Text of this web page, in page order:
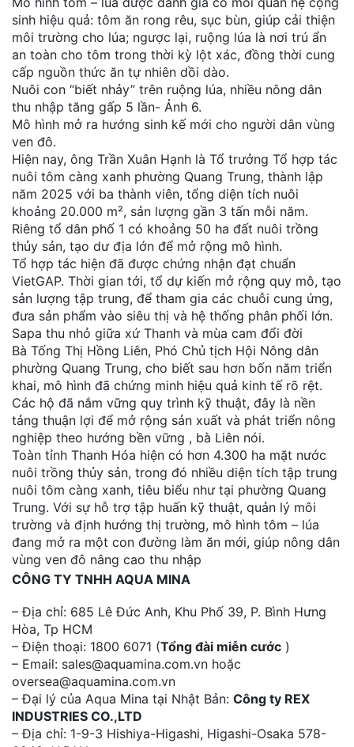
sinh hiệu quả: tôm ăn rong rêu, sục bùn, giúp cải thiện
môi trường cho lúa; ngược lại, ruộng lúa là nơi trú ẩn
an toàn cho tôm trong thời kỳ lột xác, đồng thời cung
cấp nguồn thức ăn tự nhiên dồi dào.
Nuôi con “biết nhảy” trên ruộng lúa, nhiều nông dân
thu nhập tăng gấp 5 lần- Ảnh 6.
Mô hình mở ra hướng sinh kế mới cho người dân vùng
ven đô.
Hiện nay, ông Trần Xuân Hạnh là Tổ trưởng Tổ hợp tác
nuôi tôm càng xanh phường Quang Trung, thành lập
năm 2025 với ba thành viên, tổng diện tích nuôi
khoảng 20.000 m², sản lượng gần 3 tấn mỗi năm.
Riêng tổ dân phố 1 có khoảng 50 ha đất nuôi trồng
thủy sản, tạo dư địa lớn để mở rộng mô hình.
Tổ hợp tác hiện đã được chứng nhận đạt chuẩn
VietGAP. Thời gian tới, tổ dự kiến mở rộng quy mô, tạo
sản lượng tập trung, để tham gia các chuỗi cung ứng,
đưa sản phẩm vào siêu thị và hệ thống phân phối lớn.
Sapa thu nhỏ giữa xứ Thanh và mùa cam đổi đời
Bà Tống Thị Hồng Liên, Phó Chủ tịch Hội Nông dân
phường Quang Trung, cho biết sau hơn bốn năm triển
khai, mô hình đã chứng minh hiệu quả kinh tế rõ rệt.
Các hộ đã nắm vững quy trình kỹ thuật, đây là nền
tảng thuận lợi để mở rộng sản xuất và phát triển nông
nghiệp theo hướng bền vững , bà Liên nói.
Toàn tỉnh Thanh Hóa hiện có hơn 4.300 ha mặt nước
nuôi trồng thủy sản, trong đó nhiều diện tích tập trung
nuôi tôm càng xanh, tiêu biểu như tại phường Quang
Trung. Với sự hỗ trợ tập huấn kỹ thuật, quản lý môi
trường và định hướng thị trường, mô hình tôm – lúa
đang mở ra một con đường làm ăn mới, giúp nông dân
vùng ven đô nâng cao thu nhập
CÔNG TY TNHH AQUA MINA
– Địa chỉ: 685 Lê Đức Anh, Khu Phố 39, P. Bình Hưng
Hòa, Tp HCM
– Điện thoại: 1800 6071 (Tổng đài miễn cước )
– Email: sales@aquamina.com.vn hoặc
oversea@aquamina.com.vn
– Đại lý của Aqua Mina tại Nhật Bản: Công ty REX
INDUSTRIES CO.,LTD
– Địa chỉ: 1-9-3 Hishiya-Higashi, Higashi-Osaka 578-